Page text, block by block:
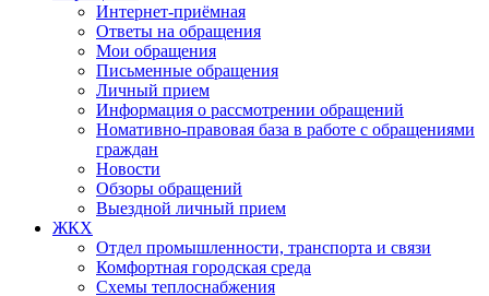
Интернет-приёмная
Ответы на обращения
Мои обращения
Письменные обращения
Личный прием
Информация о рассмотрении обращений
Номативно-правовая база в работе с обращениями
граждан
Новости
Обзоры обращений
Выездной личный прием
ЖКХ
Отдел промышленности, транспорта и связи
Комфортная городская среда
Схемы теплоснабжения